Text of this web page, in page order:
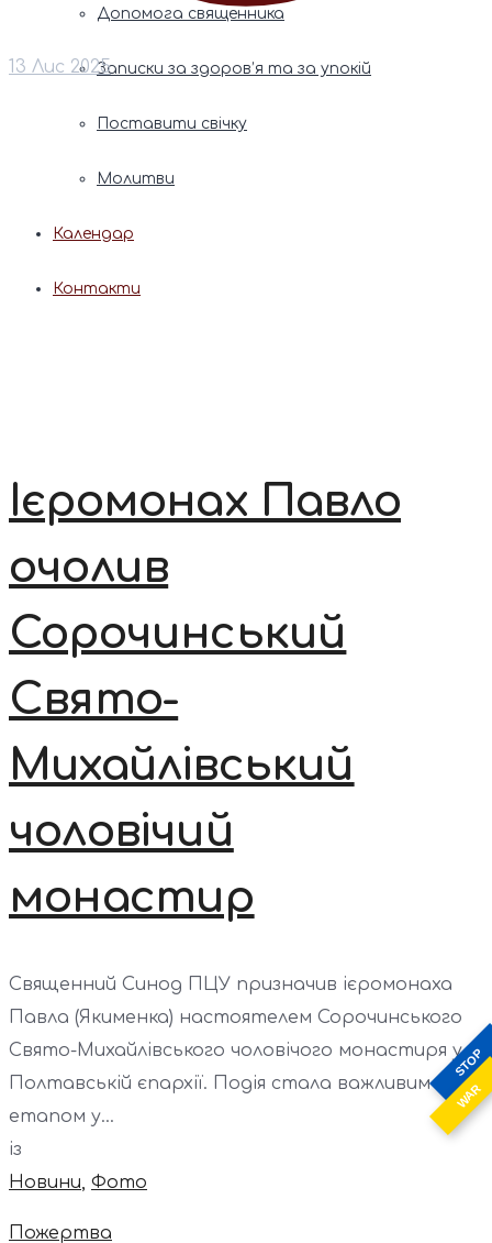
STOP
WAR
Допомога священника
Записки за здоров’я та за упокій
Поставити свічку
Молитви
Календар
Контакти
13 Лис 2025
Ієромонах Павло
очолив
Сорочинський
Свято-
Михайлівський
чоловічий
монастир
Священний Синод ПЦУ призначив ієромонаха
Павла (Якименка) настоятелем Сорочинського
Свято-Михайлівського чоловічого монастиря у
Полтавській єпархії. Подія стала важливим
етапом у...
із
Новини Фото
Пожертва